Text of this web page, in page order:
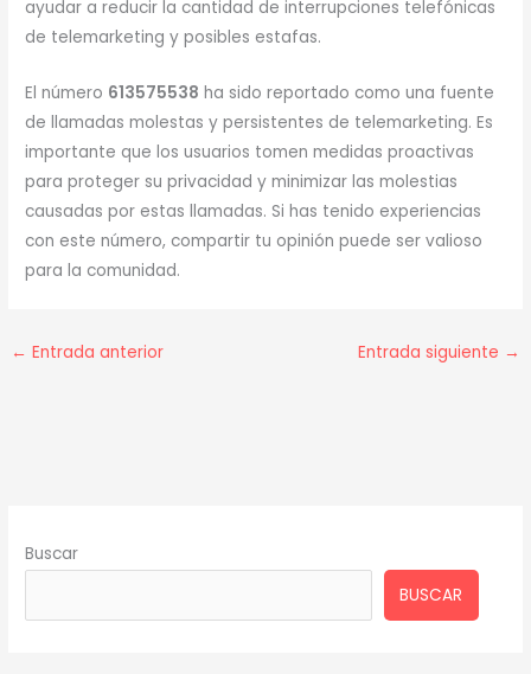
ayudar a reducir la cantidad de interrupciones telefónicas
de telemarketing y posibles estafas.
El número 613575538 ha sido reportado como una fuente
de llamadas molestas y persistentes de telemarketing. Es
importante que los usuarios tomen medidas proactivas
para proteger su privacidad y minimizar las molestias
causadas por estas llamadas. Si has tenido experiencias
con este número, compartir tu opinión puede ser valioso
para la comunidad.
← Entrada anterior Entrada siguiente →
Buscar
BUSCAR